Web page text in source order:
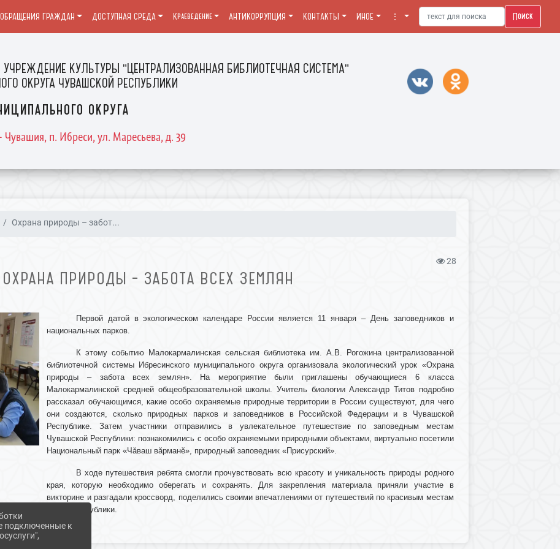
КУЛЬТУРЫ "ЦЕНТРАЛИЗОВАННАЯ БИБЛИОТЕЧНАЯ СИСТЕМА"
ОКРУГА ЧУВАШСКОЙ РЕСПУБЛИКИ
округа
Чувашия, п. Ибреси, ул. Маресьева, д. 39
ОБРАЩЕНИЯ ГРАЖДАН ДОСТУПНАЯ СРЕДА Краеведение АНТИКОРРУПЦИЯ КОНТАКТЫ ИНОЕ ⋮ Поиск
Охрана природы – забот...
28
ОХРАНА ПРИРОДЫ – ЗАБОТА ВСЕХ ЗЕМЛЯН
Первой датой в экологическом календаре России является 11 января – День заповедников и
национальных парков.
К этому событию Малокармалинская сельская библиотека им. А.В. Рогожина централизованной
библиотечной системы Ибресинского муниципального округа организовала экологический урок «Охрана
природы – забота всех землян». На мероприятие были приглашены обучающиеся 6 класса
Малокармалинской средней общеобразовательной школы. Учитель биологии Александр Титов подробно
рассказал обучающимся, какие особо охраняемые природные территории в России существуют, для чего
они создаются, сколько природных парков и заповедников в Российской Федерации и в Чувашской
Республике. Затем участники отправились в увлекательное путешествие по заповедным местам
Чувашской Республики: познакомились с особо охраняемыми природными объектами, виртуально посетили
Национальный парк «Чӑваш вӑрманӗ», природный заповедник «Присурский».
В ходе путешествия ребята смогли прочувствовать всю красоту и уникальность природы родного
края, которую необходимо оберегать и сохранять. Для закрепления материала приняли участие в
викторине и разгадали кроссворд, поделились своими впечатлениями от путешествий по красивым местам
нашей республики.
подключенные к